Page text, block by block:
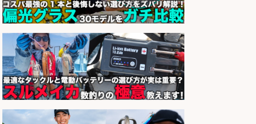
sponsored by 求人ボックス
魚のプロとして活躍食を支える「鮮
魚加工・販売スタッフ」
会社名 株式会社一号舘
sponsored by 求人ボックス